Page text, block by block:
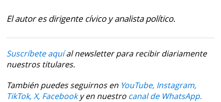
El autor es dirigente cívico y analista político.
Suscríbete aquíal newsletter para recibir diariamente
nuestros titulares.
También puedes seguirnos en YouTube, Instagram,
TikTok, X, Facebooky en nuestro canal de WhatsApp.